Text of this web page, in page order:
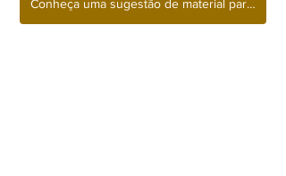
Conheça uma sugestão de material para as férias!